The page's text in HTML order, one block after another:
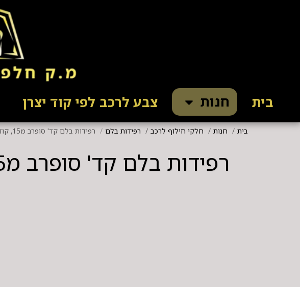
בית חנות צבע לרכב לפי קוד יצרן
בית חנות חלקי חילוף לרכב רפידות בלם רפידות בלם קד' סופרב מ15, קודיאק פאסאט, קופרה TEXTAR 2473801